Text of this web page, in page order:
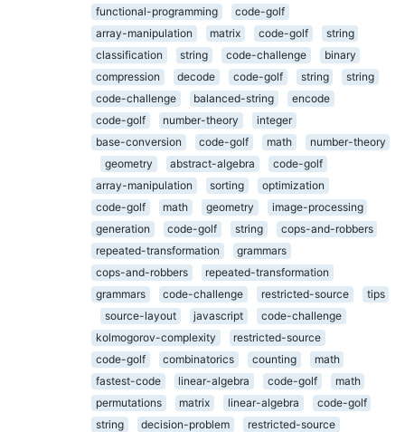
functional-programming
code-golf
array-manipulation
matrix code-golf
string
classification
string code-challenge
binary
compression
decode code-golf string
string
code-challenge
balanced-string
encode
code-golf
number-theory
integer
base-conversion
code-golf math
number-theory
geometry
abstract-algebra
code-golf
array-manipulation
sorting
optimization
code-golf
math geometry
image-processing
generation
code-golf string
cops-and-robbers
repeated-transformation
grammars
cops-and-robbers
repeated-transformation
grammars
code-challenge restricted-source
tips
source-layout
javascript
code-challenge
kolmogorov-complexity
restricted-source
code-golf
combinatorics counting
math
fastest-code
linear-algebra code-golf
math
permutations
matrix linear-algebra
code-golf
string
decision-problem
restricted-source